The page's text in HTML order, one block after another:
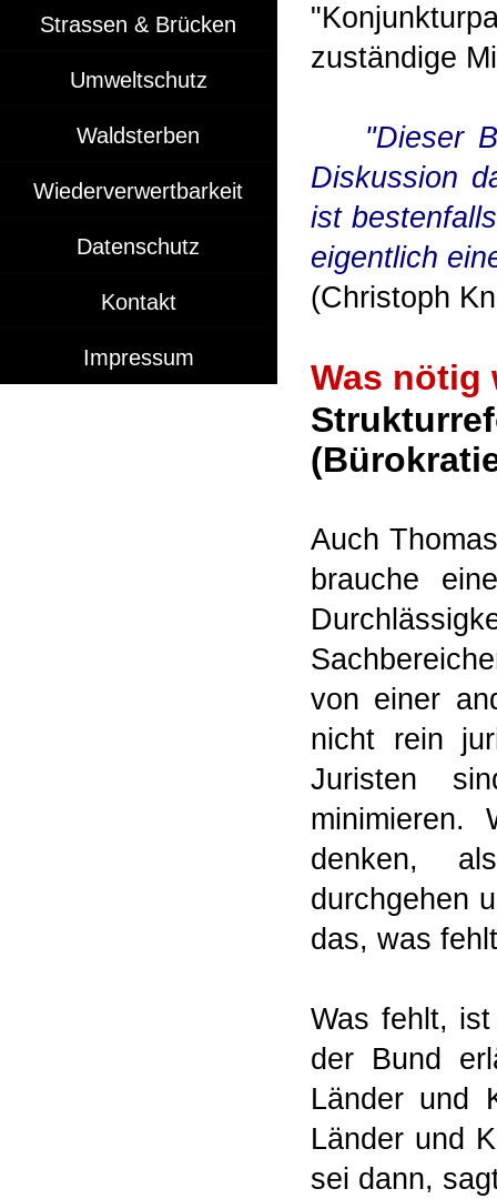
zuständige
"Dieser
Diskussion
ist
eigentlich
(Christoph
Was nötig
Auch
brauche
von einer
nicht rein
Juristen
minimieren.
denken,
durchgehen
das, was
Was fehlt,
der Bund
Länder und
Länder und
sei dann,
Strassen & Brücken
Umweltschutz
Waldsterben
Wiederverwertbarkeit
Datenschutz
Kontakt
Impressum